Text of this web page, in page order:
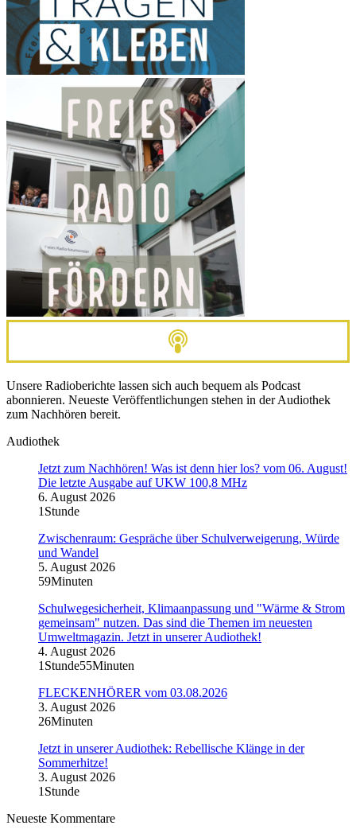
Unsere Radioberichte lassen sich auch bequem als Podcast
abonnieren. Neueste Veröffentlichungen stehen in der Audiothek
zum Nachhören bereit.
Audiothek
Jetzt zum Nachhören! Was ist denn hier los? vom 06. August!
Die letzte Ausgabe auf UKW 100,8 MHz
6. August 2026
1Stunde
Zwischenraum: Gespräche über Schulverweigerung, Würde
und Wandel
5. August 2026
59Minuten
Schulwegesicherheit, Klimaanpassung und "Wärme & Strom
gemeinsam" nutzen. Das sind die Themen im neuesten
Umweltmagazin. Jetzt in unserer Audiothek!
4. August 2026
1Stunde55Minuten
FLECKENHÖRER vom 03.08.2026
3. August 2026
26Minuten
Jetzt in unserer Audiothek: Rebellische Klänge in der
Sommerhitze!
3. August 2026
1Stunde
Neueste Kommentare